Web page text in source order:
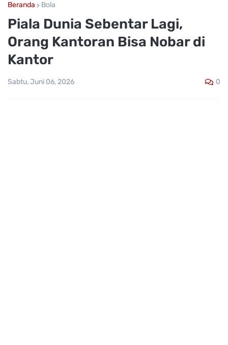
Beranda Bola
Piala Dunia Sebentar Lagi,
Orang Kantoran Bisa Nobar di
Kantor
Sabtu, Juni 06, 2026 0